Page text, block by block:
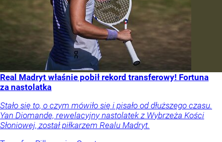
Real Madryt właśnie pobił rekord transferowy! Fortuna
za nastolatka
Stało się to, o czym mówiło się i pisało od dłuższego czasu.
Yan Diomande, rewelacyjny nastolatek z Wybrzeża Kości
Słoniowej, został piłkarzem Realu Madryt.